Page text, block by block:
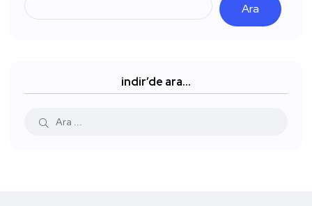
Ara
indir’de ara…